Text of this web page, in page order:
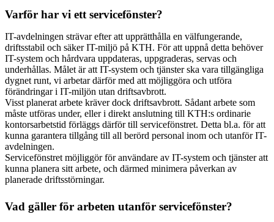
Varför har vi ett servicefönster?
IT-avdelningen strävar efter att upprätthålla en välfungerande,
driftsstabil och säker IT-miljö på KTH. För att uppnå detta behöver
IT-system och hårdvara uppdateras, uppgraderas, servas och
underhållas. Målet är att IT-system och tjänster ska vara tillgängliga
dygnet runt, vi arbetar därför med att möjliggöra och utföra
förändringar i IT-miljön utan driftsavbrott.
Visst planerat arbete kräver dock driftsavbrott. Sådant arbete som
måste utföras under, eller i direkt anslutning till KTH:s ordinarie
kontorsarbetstid förläggs därför till servicefönstret. Detta bl.a. för att
kunna garantera tillgång till all berörd personal inom och utanför IT-
avdelningen.
Servicefönstret möjliggör för användare av IT-system och tjänster att
kunna planera sitt arbete, och därmed minimera påverkan av
planerade driftsstörningar.
Vad gäller för arbeten utanför servicefönster?